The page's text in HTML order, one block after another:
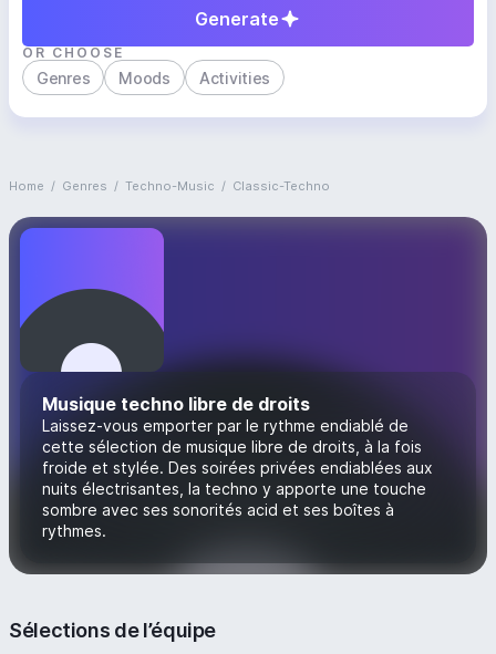
Generate
OR CHOOSE
Genres Moods Activities
Home / Genres / Techno-Music / Classic-Techno
Musique techno libre de droits
Laissez-vous emporter par le rythme endiablé de
cette sélection de musique libre de droits, à la fois
froide et stylée. Des soirées privées endiablées aux
nuits électrisantes, la techno y apporte une touche
sombre avec ses sonorités acid et ses boîtes à
rythmes.
Sélections de l’équipe